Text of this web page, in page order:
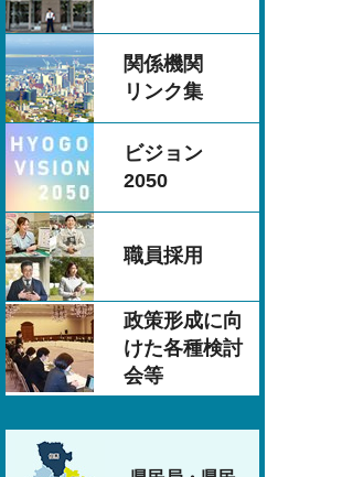
関係機関
リンク集
ビジョン
2050
職員採用
政策形成に向
けた各種検討
会等